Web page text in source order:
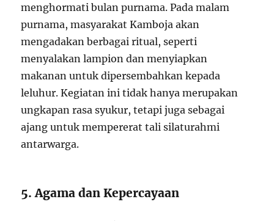
menghormati bulan purnama. Pada malam
purnama, masyarakat Kamboja akan
mengadakan berbagai ritual, seperti
menyalakan lampion dan menyiapkan
makanan untuk dipersembahkan kepada
leluhur. Kegiatan ini tidak hanya merupakan
ungkapan rasa syukur, tetapi juga sebagai
ajang untuk mempererat tali silaturahmi
antarwarga.
5. Agama dan Kepercayaan